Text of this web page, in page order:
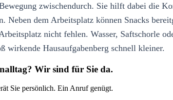
zwischendurch. Sie hilft dabei die
Neben dem Arbeitsplatz können Snacks
nicht fehlen. Wasser, Saftschorle
wirkende Hausaufgabenberg schnell kleiner.
Wir sind für Sie da.
Sie persönlich. Ein Anruf genügt.